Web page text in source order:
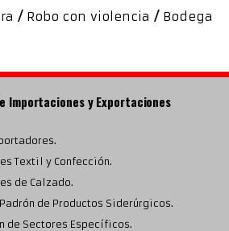
/Robo con violencia/Bodega
Importaciones y Exportaciones
Textil y Confección.
de Calzado.
de Productos Siderúrgicos.
de Sectores Específicos.